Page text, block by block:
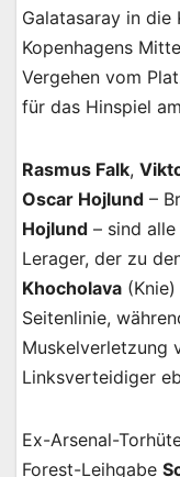
Galatasaray in die
Kopenhagens
Vergehen vom
für das Hinspiel
Rasmus Falk,
Oscar Hojlund –
Hojlund – sind
Lerager, der zu
Khocholava
Seitenlinie,
Muskelverletzung
Linksverteidiger
Ex-Arsenal-
Forest-Leihgabe